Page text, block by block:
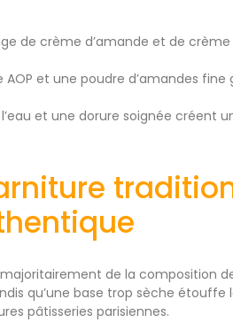
de crème d’amande et de
AOP et une poudre d’amandes
et une dorure soignée créent
de la composition
qu’une base trop sèche étouffe
pâtisseries parisiennes.